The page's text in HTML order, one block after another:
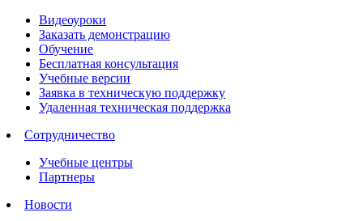
Видеоуроки
Заказать демонстрацию
Обучение
Бесплатная консультация
Учебные версии
Заявка в техническую поддержку
Удаленная техническая поддержка
Сотрудничество
Учебные центры
Партнеры
Новости